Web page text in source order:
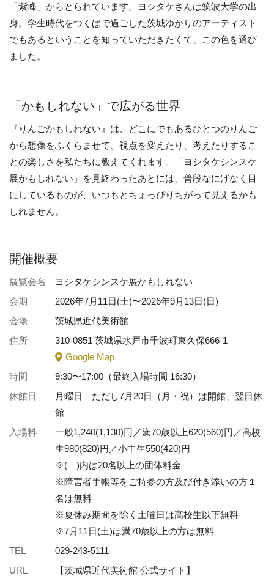
「紫峰」からとられています。ヨシタケさんは筑波大学の出
身。学生時代をつくばで過ごした茨城ゆかりのアーティスト
でもあるということを知っていただきたくて、この色を選び
ました。
「かもしれない」で広がる世界
『りんごかもしれない』は、どこにでもあるひとつのりんご
から想像をふくらませて、視点を変えたり、考えたりするこ
との楽しさを私たちに教えてくれます。「ヨシタケシンスケ
展かもしれない」を見終わったあとには、普段なにげなく目
にしているものが、いつもとちょっぴりちがって見えるかも
しれません。
開催概要
展覧会名
ヨシタケシンスケ展かもしれない
会期
2026年7月11日(土)〜2026年9月13日(日)
会場
茨城県近代美術館
住所
310-0851 茨城県水戸市千波町東久保666-1
Google Map
時間
9:30〜17:00（最終入場時間 16:30）
休館日
月曜日 ただし7月20日（月・祝）は開館、翌日休
館
入場料
一般1,240(1,130)円／満70歳以上620(560)円／高校
生980(820)円／小中生550(420)円
※( )内は20名以上の団体料金
※障害者手帳等をご持参の方及び付き添いの方１
名は無料
※夏休み期間を除く土曜日は高校生以下無料
※7月11日(土)は満70歳以上の方は無料
TEL
029-243-5111
URL
【茨城県近代美術館 公式サイト】